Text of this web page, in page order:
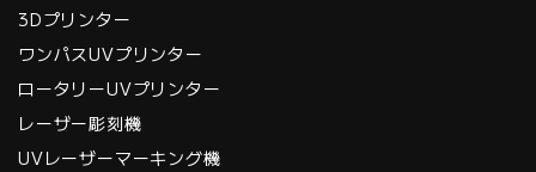
3Dプリンター
ワンパスUVプリンター
ロータリーUVプリンター
レーザー彫刻機
UVレーザーマーキング機